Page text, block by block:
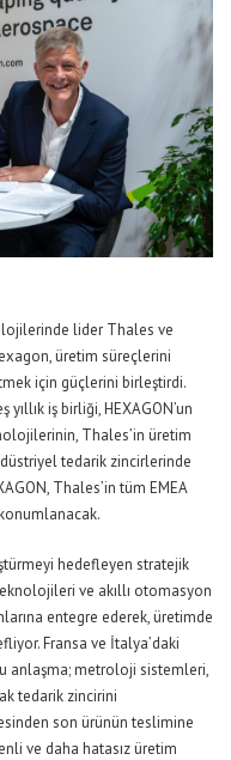
lider Thales ve
üretim süreçlerini
için güçlerini birleştirdi.
iş birliği, HEXAGON’un
Thales’in üretim
tedarik zincirlerinde
Thales’in tüm EMEA
.
hedefleyen stratejik
ve akıllı otomasyon
entegre ederek, üretimde
Fransa ve İtalya’daki
anlaşma; metroloji sistemleri,
tedarik zincirini
son ürünün teslimine
ve daha hatasız üretim